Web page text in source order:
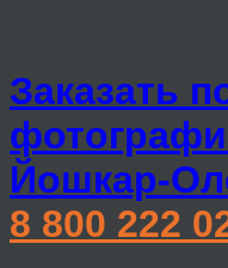
Заказать
Йошкар-
8 800 222